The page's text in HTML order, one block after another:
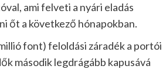
ami felveti a nyári eladás
őt a következő hónapokban.
font) feloldási záradék a portói
második legdrágább kapusává